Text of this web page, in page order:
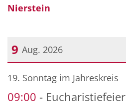
Nierstein
9 Aug. 2026
Datum: 9. August 2026
19. Sonntag im Jahreskreis
09:00 Eucharistiefeier